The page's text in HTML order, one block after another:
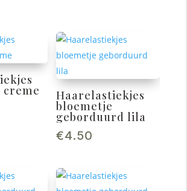
Haarelastiekjes
bloemetje
geborduurd lila
€4.50